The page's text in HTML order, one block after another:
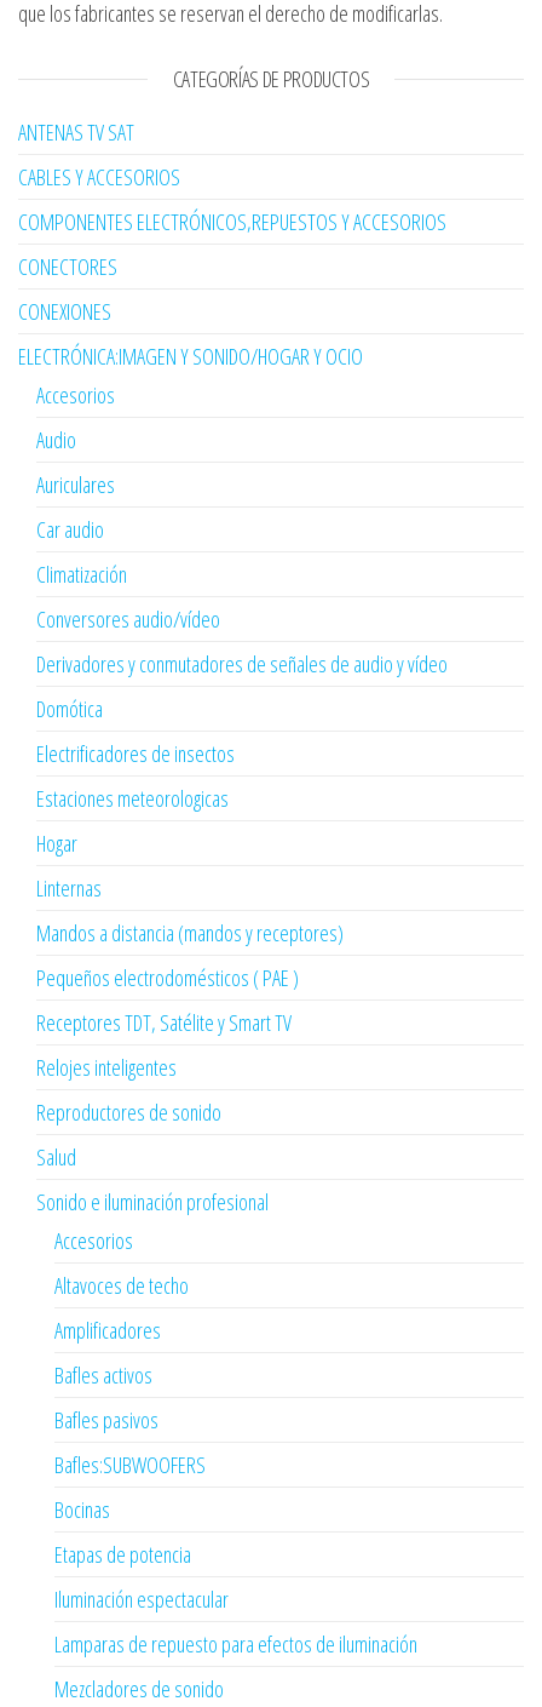
que los fabricantes se reservan el derecho de modificarlas.
CATEGORÍAS DE PRODUCTOS
ANTENAS TV SAT
CABLES Y ACCESORIOS
COMPONENTES ELECTRÓNICOS,REPUESTOS Y ACCESORIOS
CONECTORES
CONEXIONES
ELECTRÓNICA:IMAGEN Y SONIDO/HOGAR Y OCIO
Accesorios
Audio
Auriculares
Car audio
Climatización
Conversores audio/vídeo
Derivadores y conmutadores de señales de audio y vídeo
Domótica
Electrificadores de insectos
Estaciones meteorologicas
Hogar
Linternas
Mandos a distancia (mandos y receptores)
Pequeños electrodomésticos ( PAE )
Receptores TDT, Satélite y Smart TV
Relojes inteligentes
Reproductores de sonido
Salud
Sonido e iluminación profesional
Accesorios
Altavoces de techo
Amplificadores
Bafles activos
Bafles pasivos
Bafles:SUBWOOFERS
Bocinas
Etapas de potencia
Iluminación espectacular
Lamparas de repuesto para efectos de iluminación
Mezcladores de sonido